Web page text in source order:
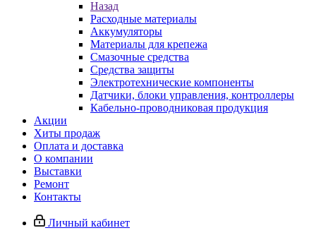
Назад
Расходные материалы
Аккумуляторы
Материалы для крепежа
Смазочные средства
Средства защиты
Электротехнические компоненты
Датчики, блоки управления, контроллеры
Кабельно-проводниковая продукция
Акции
Хиты продаж
Оплата и доставка
О компании
Выставки
Ремонт
Контакты
Личный кабинет